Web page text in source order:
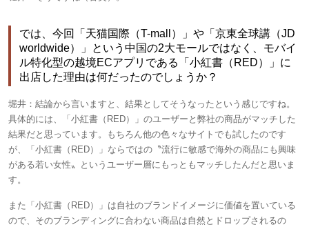
では、今回「天猫国際（T-mall）」や「京東全球講（JD
worldwide）」という中国の2大モールではなく、モバイ
ル特化型の越境ECアプリである「小紅書（RED）」に
出店した理由は何だったのでしょうか？
堀井： 結論から言いますと、結果としてそうなったという感じですね。
具体的には、「小紅書（RED）」のユーザーと弊社の商品がマッチした
結果だと思っています。もちろん他の色々なサイトでも試したのです
が、「小紅書（RED）」ならではの〝流行に敏感で海外の商品にも興味
がある若い女性〟というユーザー層にもっともマッチしたんだと思いま
す。
また「小紅書（RED）」は自社のブランドイメージに価値を置いている
ので、そのブランディングに合わない商品は自然とドロップされるの